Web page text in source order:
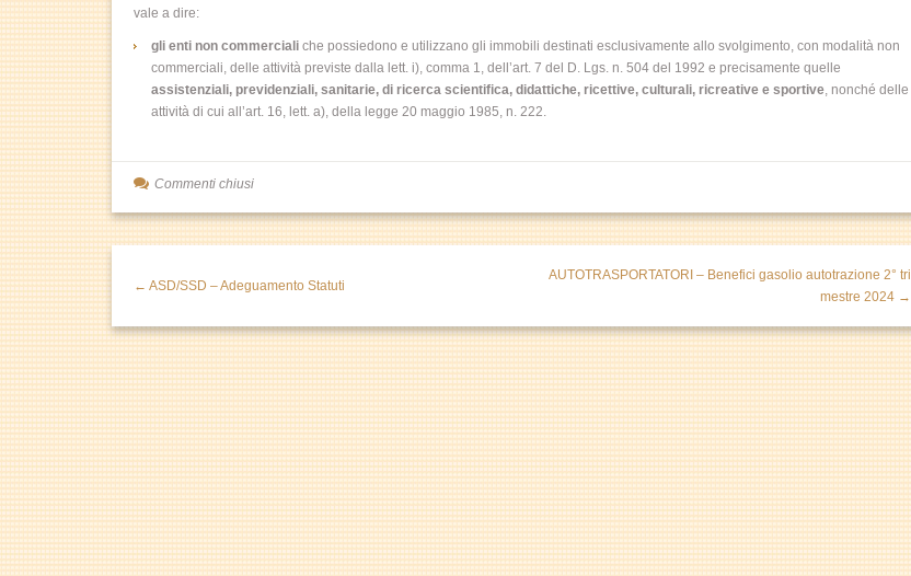
vale a dire:
gli enti non commerciali che possiedono e utilizzano gli immobili destinati esclusivamente allo svolgimento, con modalità non
commerciali, delle attività previste dalla lett. i), comma 1, dell’art. 7 del D. Lgs. n. 504 del 1992 e precisamente quelle
assistenziali, previdenziali, sanitarie, di ricerca scientifica, didattiche, ricettive, culturali, ricreative e sportive, nonché delle
attività di cui all’art. 16, lett. a), della legge 20 maggio 1985, n. 222.
Commenti chiusi
← ASD/SSD – Adeguamento Statuti
AUTOTRASPORTATORI – Benefici gasolio autotrazione 2° tri
mestre 2024 →